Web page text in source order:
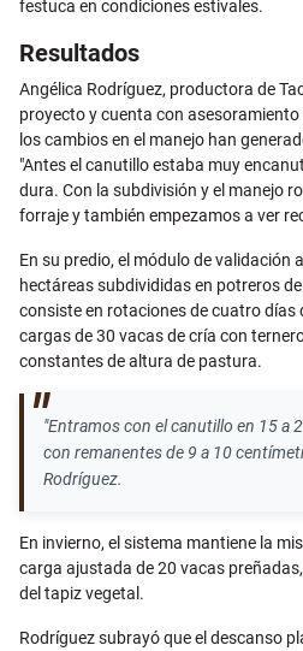
festuca en condiciones estivales.
Resultados
Angélica Rodríguez, productora de
proyecto y cuenta con
los cambios en el manejo han
"Antes el canutillo estaba muy
dura. Con la subdivisión y el manejo
forraje y también empezamos a ver
En su predio, el módulo de validación
hectáreas subdivididas en potreros
consiste en rotaciones de cuatro días
cargas de 30 vacas de cría con
constantes de altura de pastura.
"Entramos con el canutillo en 15 a
con remanentes de 9 a 10
Rodríguez.
En invierno, el sistema mantiene la
carga ajustada de 20 vacas
del tapiz vegetal.
Rodríguez subrayó que el descanso